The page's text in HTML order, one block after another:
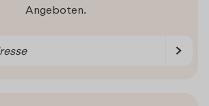
Angeboten.